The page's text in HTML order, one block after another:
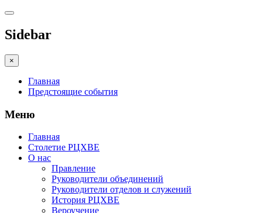
Sidebar
×
Главная
Предстоящие события
Меню
Главная
Столетие РЦХВЕ
О нас
Правление
Руководители объединений
Руководители отделов и служений
История РЦХВЕ
Вероучение